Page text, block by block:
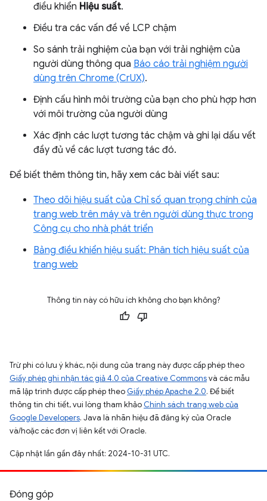
điều khiển Hiệu suất.
Điều tra các vấn đề về LCP chậm
So sánh trải nghiệm của bạn với trải nghiệm của
người dùng thông qua Báo cáo trải nghiệm người
dùng trên Chrome (CrUX).
Định cấu hình môi trường của bạn cho phù hợp hơn
với môi trường của người dùng
Xác định các lượt tương tác chậm và ghi lại dấu vết
đầy đủ về các lượt tương tác đó.
Để biết thêm thông tin, hãy xem các bài viết sau:
Theo dõi hiệu suất của Chỉ số quan trọng chính của
trang web trên máy và trên người dùng thực trong
Công cụ cho nhà phát triển
Bảng điều khiển hiệu suất: Phân tích hiệu suất của
trang web
Thông tin này có hữu ích không cho bạn không?
Trừ phi có lưu ý khác, nội dung của trang này được cấp phép theo
Giấy phép ghi nhận tác giả 4.0 của Creative Commonsvà các mẫu
mã lập trình được cấp phép theo Giấy phép Apache 2.0. Để biết
thông tin chi tiết, vui lòng tham khảo Chính sách trang web của
Google Developers. Java là nhãn hiệu đã đăng ký của Oracle
và/hoặc các đơn vị liên kết với Oracle.
Cập nhật lần gần đây nhất: 2024-10-31 UTC.
Đóng góp